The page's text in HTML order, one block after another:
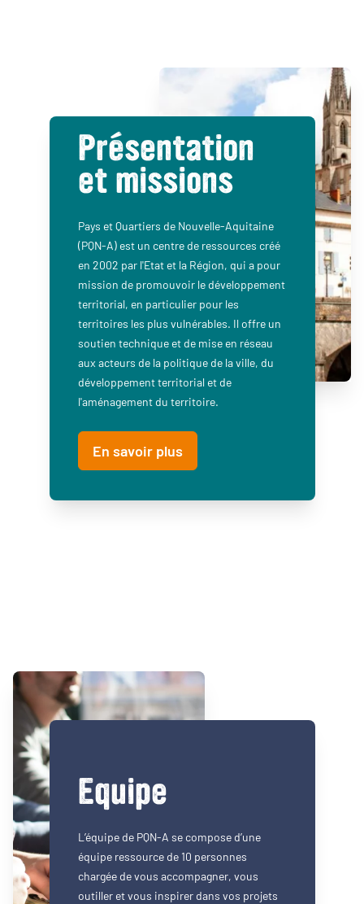
Présentation
et missions
Pays et Quartiers de Nouvelle-Aquitaine
(PQN-A) est un centre de ressources créé
en 2002 par l'Etat et la Région, qui a pour
mission de promouvoir le développement
territorial, en particulier pour les
territoires les plus vulnérables. Il offre un
soutien technique et de mise en réseau
aux acteurs de la politique de la ville, du
développement territorial et de
l'aménagement du territoire.
En savoir plus
Equipe
L’équipe de PQN-A se compose d’une
équipe ressource de 10 personnes
chargée de vous accompagner, vous
outiller et vous inspirer dans vos projets